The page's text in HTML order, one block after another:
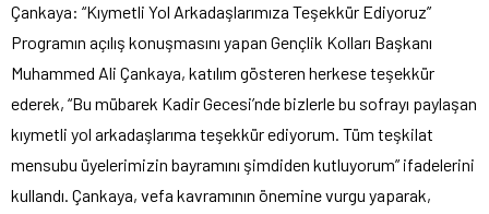
Çankaya: “Kıymetli Yol Arkadaşlarımıza Teşekkür Ediyoruz”
Programın açılış konuşmasını yapan Gençlik Kolları Başkanı
Muhammed Ali Çankaya, katılım gösteren herkese teşekkür
ederek, “Bu mübarek Kadir Gecesi’nde bizlerle bu sofrayı paylaşan
kıymetli yol arkadaşlarıma teşekkür ediyorum. Tüm teşkilat
mensubu üyelerimizin bayramını şimdiden kutluyorum” ifadelerini
kullandı. Çankaya, vefa kavramının önemine vurgu yaparak,